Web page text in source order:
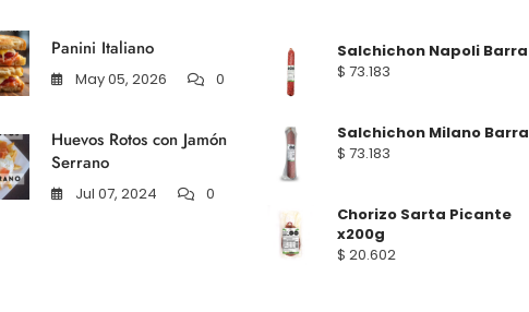
Panini Italiano
May 05, 2026 0
Huevos Rotos con Jamón
Serrano
Jul 07, 2024 0
Salchichon Napoli Barra
$ 73.183
Salchichon Milano Barra
$ 73.183
Chorizo Sarta Picante
x200g
$ 20.602